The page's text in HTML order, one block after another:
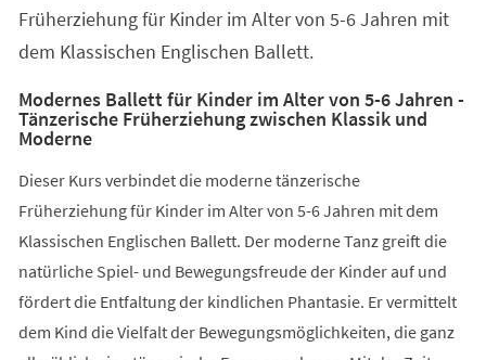
Früherziehung für Kinder im Alter von 5-6 Jahren mit
dem Klassischen Englischen Ballett.
Modernes Ballett für Kinder im Alter von 5-6 Jahren -
Tänzerische Früherziehung zwischen Klassik und
Moderne
Dieser Kurs verbindet die moderne tänzerische
Früherziehung für Kinder im Alter von 5-6 Jahren mit dem
Klassischen Englischen Ballett. Der moderne Tanz greift die
natürliche Spiel- und Bewegungsfreude der Kinder auf und
fördert die Entfaltung der kindlichen Phantasie. Er vermittelt
dem Kind die Vielfalt der Bewegungsmöglichkeiten, die ganz